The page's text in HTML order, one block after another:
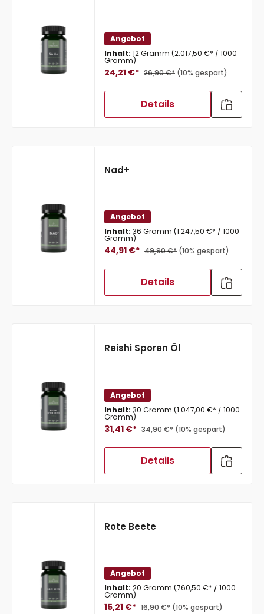
Angebot
Inhalt: 12 Gramm (2.017,50 €* / 1000
Gramm)
24,21 €* 26,90 €* (10% gespart)
Details
Nad+
Angebot
Inhalt: 36 Gramm (1.247,50 €* / 1000
Gramm)
44,91 €* 49,90 €* (10% gespart)
Details
Reishi Sporen Öl
Angebot
Inhalt: 30 Gramm (1.047,00 €* / 1000
Gramm)
31,41 €* 34,90 €* (10% gespart)
Details
Rote Beete
Angebot
Inhalt: 20 Gramm (760,50 €* / 1000
Gramm)
15,21 €* 16,90 €* (10% gespart)